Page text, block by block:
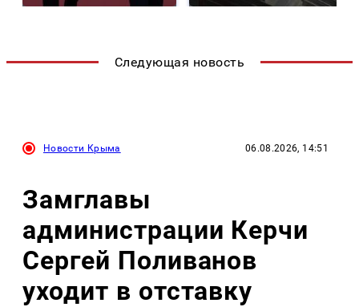
Следующая новость
Новости Крыма 06.08.2026, 14:51
Замглавы
администрации Керчи
Сергей Поливанов
уходит в отставку